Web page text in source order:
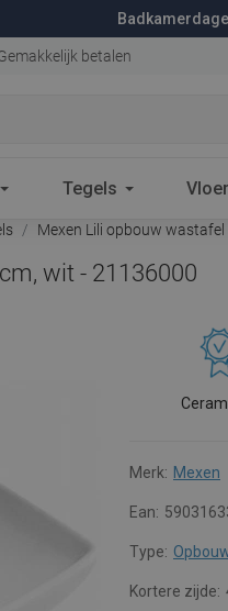
betalen
Tegels
Mexen Lili opbouw
wit - 21136000
Merk: Mexen
Ean:
Type:
Kortere zijde: